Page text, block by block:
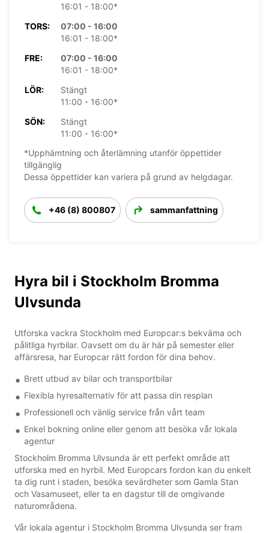
16:01 - 18:00*
TORS:
07:00 - 16:00
16:01 - 18:00*
FRE:
07:00 - 16:00
16:01 - 18:00*
LÖR:
Stängt
11:00 - 16:00*
SÖN:
Stängt
11:00 - 16:00*
*Upphämtning och återlämning utanför öppettider
tillgänglig
Dessa öppettider kan variera på grund av helgdagar.
+46 (8) 800807 sammanfattning
Hyra bil i Stockholm Bromma
Ulvsunda
Utforska vackra Stockholm med Europcar:s bekväma och
pålitliga hyrbilar. Oavsett om du är här på semester eller
affärsresa, har Europcar rätt fordon för dina behov.
Brett utbud av bilar och transportbilar
Flexibla hyresalternativ för att passa din resplan
Professionell och vänlig service från vårt team
Enkel bokning online eller genom att besöka vår lokala
agentur
Stockholm Bromma Ulvsunda är ett perfekt område att
utforska med en hyrbil. Med Europcars fordon kan du enkelt
ta dig runt i staden, besöka sevärdheter som Gamla Stan
och Vasamuseet, eller ta en dagstur till de omgivande
naturområdena.
Vår lokala agentur i Stockholm Bromma Ulvsunda ser fram